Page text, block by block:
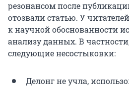
резонансом после
отозвали статью. У
к научной обоснованности
анализу данных. В
следующие несостыковки:
Делонг не учла,